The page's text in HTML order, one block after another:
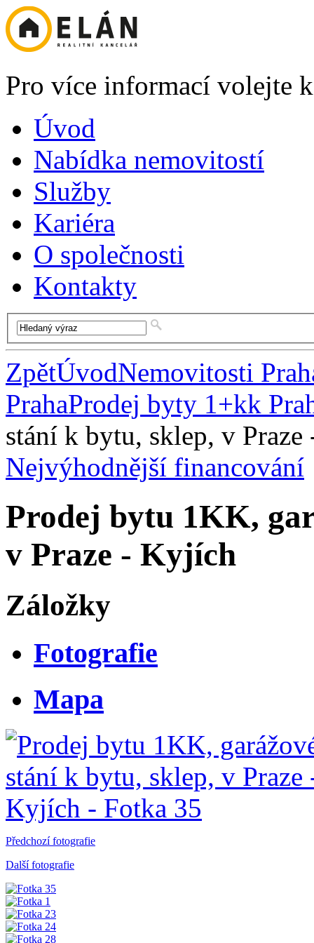
Pro více informací volejte
Úvod
Nabídka nemovitostí
Služby
Kariéra
O společnosti
Kontakty
ZpětÚvodNemovitosti
PrahaProdej byty 1+kk
stání k bytu, sklep, v
Nejvýhodnější financování
Prodej bytu 1KK,
v Praze - Kyjích
Záložky
Fotografie
Mapa
Předchozí fotografie
Další fotografie